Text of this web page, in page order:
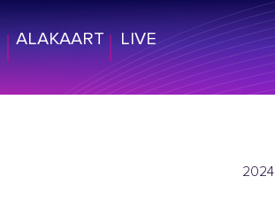
LIVE
ALAKAART
2024